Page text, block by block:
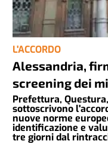
L'ACCORDO
Alessandria,
screening dei
Prefettura,
sottoscrivono
nuove norme
identificazione e
tre giorni dal